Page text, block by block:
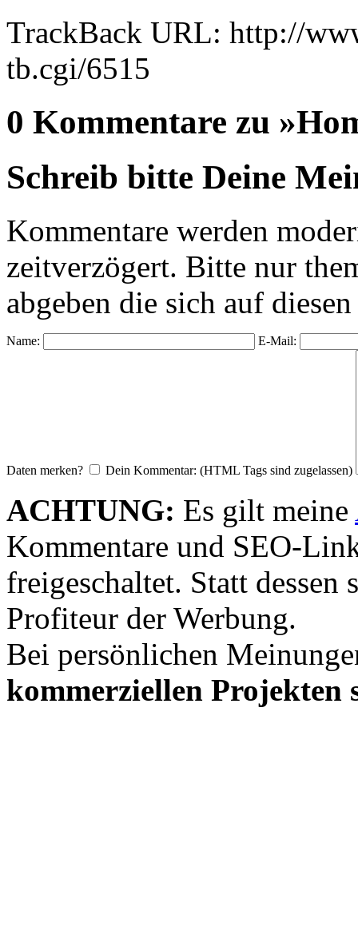
TrackBack URL: http://
tb.cgi/6515
0 Kommentare zu
Schreib bitte Deine
Kommentare werden
zeitverzögert. Bitte nur
abgeben die sich auf
Name: E-Mail:
Daten merken? Dein Kommentar: (HTML Tags sind zugelassen)
ACHTUNG: Es gilt meine
Kommentare und SEO-
freigeschaltet. Statt dessen
Profiteur der Werbung.
Bei persönlichen
kommerziellen Projekten